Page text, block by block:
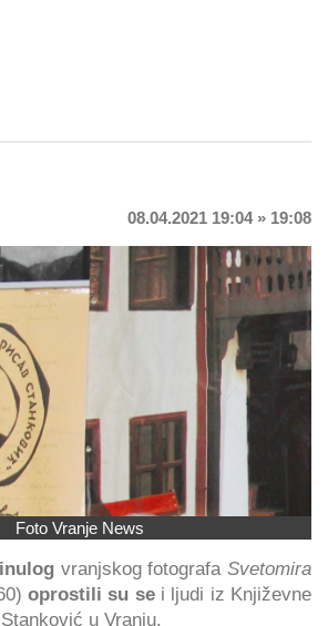
08.04.2021 19:04 » 19:08
Foto Vranje News
vranjskog fotografaSvetomira
oprostili su sei ljudi iz Književne
u Vranju.